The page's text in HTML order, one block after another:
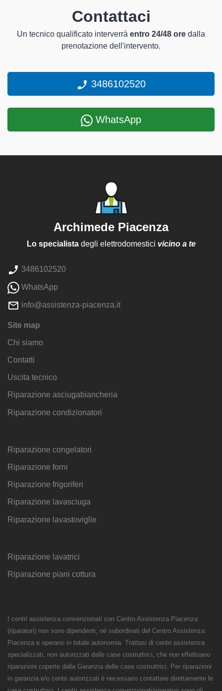
Contattaci
Un tecnico qualificato interverrà entro 24/48 ore dalla
prenotazione dell'intervento.
3486102520
WhatsApp
Archimede Piacenza
Lo specialistadegli elettrodomestici vicino a te
3486102520
WhatsApp
info@assistenza-piacenza.it
Site map
Chi siamo
Contatti
Uscita tecnico
Riparazione asciugabiancheria
Riparazione condizionatori
Riparazione congelatori
Riparazione forni
Riparazione frigoriferi
Riparazione lavasciuga
Riparazione lavastoviglie
Riparazione lavatrici
Riparazione piani cottura
I centri assistenza convenzionati con Centro Assistenza Piacenza
(riparatori) non sono dipendenti, né subordinati del Centro Assistenza
Piacenza e operano in totale autonomia. Trattasi di centri assistenza
specializzati, non autorizzati dalle case costruttrici, che non effettuano
riparazioni coperte dalla Garanzia delle case costruttrici. Per riparazioni
in garanzia e/o centri autorizzati è necessario contattare direttamente le